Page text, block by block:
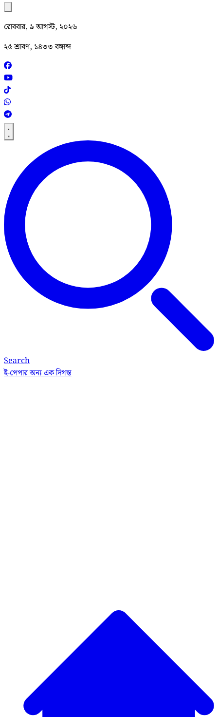
রোববার, ৯ আগস্ট, ২০২৬
২৫ শ্রাবণ, ১৪৩৩ বঙ্গাব্দ
Search
ই-পেপারঅন্য এক দিগন্ত